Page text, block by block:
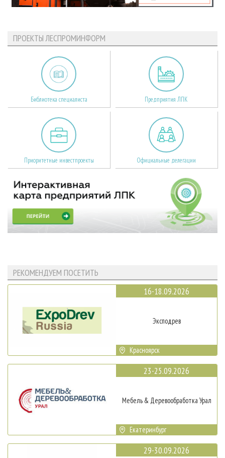
ПРОЕКТЫ ЛЕСПРОМИНФОРМ
Библиотека специалиста Предприятия ЛПК
Приоритетные инвестпроекты Официальные делегации
РЕКОМЕНДУЕМ ПОСЕТИТЬ
16-18.09.2026
Эксподрев
Красноярск
23-25.09.2026
Мебель & Деревообработка Урал
Екатеринбург
29-30.09.2026